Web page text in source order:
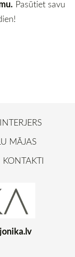
Pasūtiet savu
MĀJAS
KONTAKTI